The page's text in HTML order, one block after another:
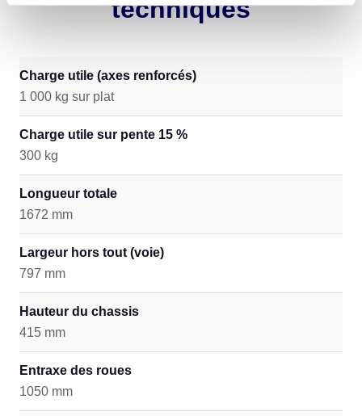
techniques
Charge utile (axes renforcés)
1 000 kg sur plat
Charge utile sur pente 15 %
300 kg
Longueur totale
1672 mm
Largeur hors tout (voie)
797 mm
Hauteur du chassis
415 mm
Entraxe des roues
1050 mm